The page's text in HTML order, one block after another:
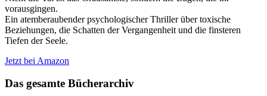
vorausgingen.
Ein atemberaubender psychologischer Thriller über toxische
Beziehungen, die Schatten der Vergangenheit und die finsteren
Tiefen der Seele.
Jetzt bei Amazon
Das gesamte Bücherarchiv